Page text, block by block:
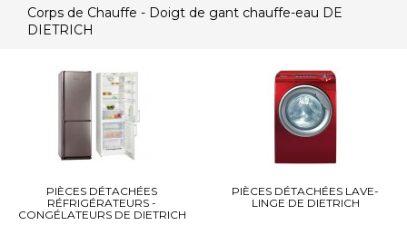
Corps de Chauffe - Doigt de gant chauffe-eau DE
DIETRICH
PIÈCES DÉTACHÉES
RÉFRIGÉRATEURS -
CONGÉLATEURS DE DIETRICH
PIÈCES DÉTACHÉES LAVE-
LINGE DE DIETRICH